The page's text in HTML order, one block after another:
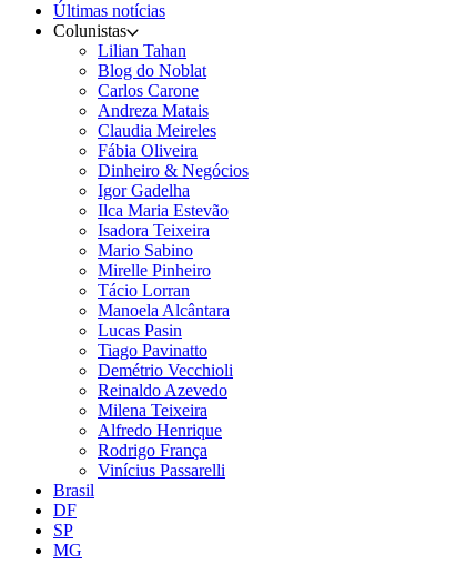
Últimas notícias
Colunistas
Lilian Tahan
Blog do Noblat
Carlos Carone
Andreza Matais
Claudia Meireles
Fábia Oliveira
Dinheiro & Negócios
Igor Gadelha
Ilca Maria Estevão
Isadora Teixeira
Mario Sabino
Mirelle Pinheiro
Tácio Lorran
Manoela Alcântara
Lucas Pasin
Tiago Pavinatto
Demétrio Vecchioli
Reinaldo Azevedo
Milena Teixeira
Alfredo Henrique
Rodrigo França
Vinícius Passarelli
Brasil
DF
SP
MG